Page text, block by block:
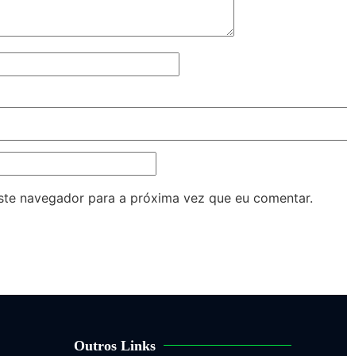
navegador para a próxima vez que eu comentar.
Outros Links